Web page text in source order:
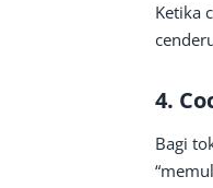
Ketika
4.
Bagi